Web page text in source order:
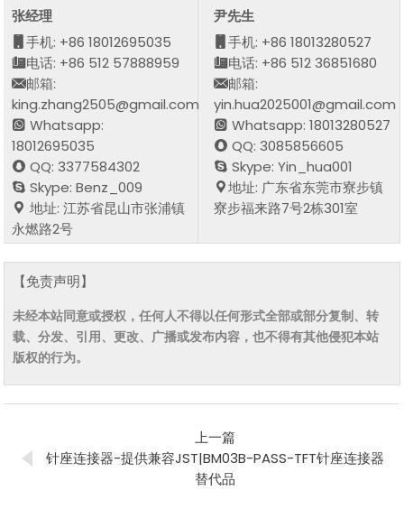
张经理
手机: +86 18012695035
电话: +86 512 57888959
邮箱:
king.zhang2505@gmail.com
Whatsapp:
18012695035
QQ: 3377584302
Skype: Benz_009
地址: 江苏省昆山市张浦镇
永燃路2号
尹先生
手机: +86 18013280527
电话: +86 512 36851680
邮箱:
yin.hua2025001@gmail.com
Whatsapp: 18013280527
QQ: 3085856605
Skype: Yin_hua001
地址: 广东省东莞市寮步镇
寮步福来路7号2栋301室
【免责声明】
未经本站同意或授权，任何人不得以任何形式全部或部分复制、转
载、分发、引用、更改、广播或发布内容，也不得有其他侵犯本站
版权的行为。
上一篇
针座连接器-提供兼容JST|BM03B-PASS-TFT针座连接器
替代品